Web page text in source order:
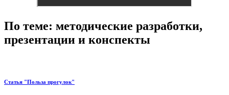
По теме: методические разработки,
презентации и конспекты
Статья "Польза прогулок"